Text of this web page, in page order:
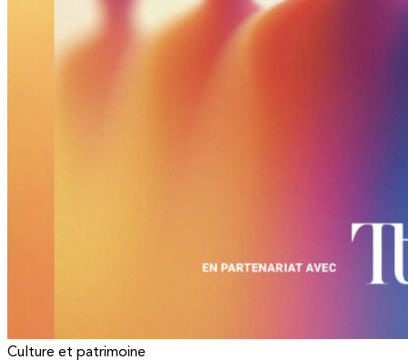
Culture et patrimoine